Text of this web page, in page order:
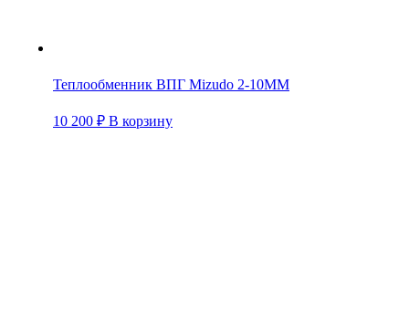
Теплообменник ВПГ Mizudo 2-10ММ
10 200 ₽ В корзину